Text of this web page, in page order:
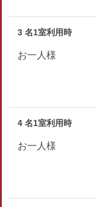
トイレ/禁煙/イ
3 名1室利用時
お一人様
4 名1室利用時
お一人様